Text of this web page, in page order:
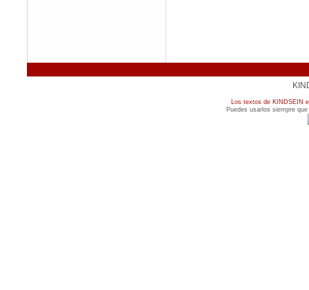
Los textos de KINDSEIN
Puedes usarlos siempre